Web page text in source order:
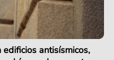
antisísmicos,